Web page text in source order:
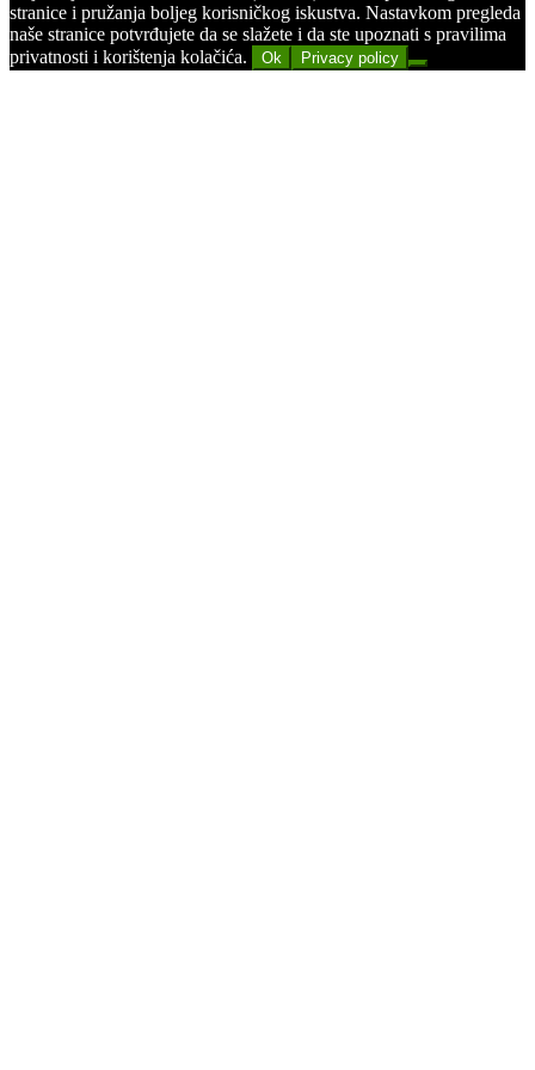
stranice i pružanja boljeg korisničkog iskustva. Nastavkom pregleda
naše stranice potvrđujete da se slažete i da ste upoznati s pravilima
privatnosti i korištenja kolačića.
Ok Privacy policy